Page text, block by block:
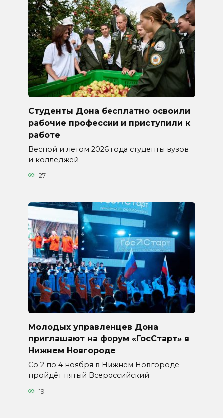
Студенты Дона бесплатно освоили
рабочие профессии и приступили к
работе
Весной и летом 2026 года студенты вузов
и колледжей
27
Молодых управленцев Дона
приглашают на форум «ГосСтарт» в
Нижнем Новгороде
Со 2 по 4 ноября в Нижнем Новгороде
пройдёт пятый Всероссийский
19